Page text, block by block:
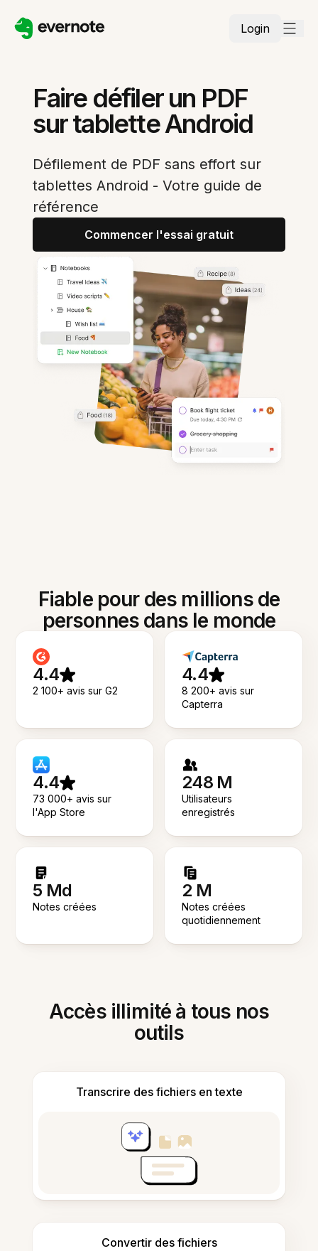
Login
Faire défiler un PDF
sur tablette Android
Défilement de PDF sans effort sur
tablettes Android - Votre guide de
référence
Commencer l'essai gratuit
Fiable pour des millions de
personnes dans le monde
4.4
2 100+ avis sur G2
4.4
8 200+ avis sur
Capterra
4.4
73 000+ avis sur
l'App Store
248 M
Utilisateurs
enregistrés
5 Md
Notes créées
2 M
Notes créées
quotidiennement
Accès illimité à tous nos
outils
Transcrire des fichiers en texte
Convertir des fichiers